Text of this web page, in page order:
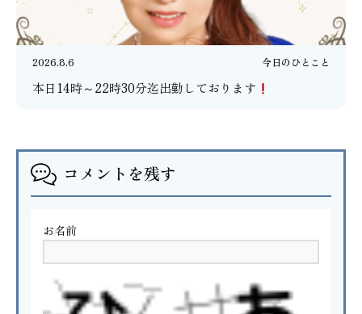
2026.8.6 今日のひとこと
本日14時～22時30分迄出勤しております
コメントを残す
お名前